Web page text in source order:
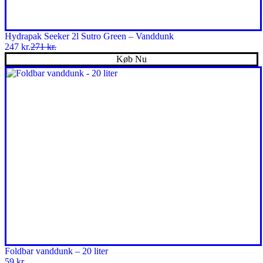
Hydrapak Seeker 2l Sutro Green – Vanddunk
271kr.
Den
pris
247 kr.
Den
pris
Køb Nu
Foldbar vanddunk – 20 liter